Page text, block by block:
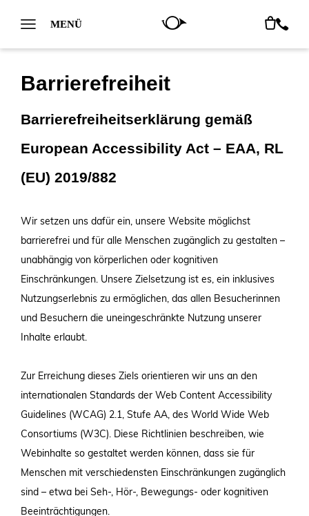
MENÜ
Barrierefreiheit
Barrierefreiheitserklärung gemäß
European Accessibility Act – EAA, RL
(EU) 2019/882
Wir setzen uns dafür ein, unsere Website möglichst
barrierefrei und für alle Menschen zugänglich zu gestalten –
unabhängig von körperlichen oder kognitiven
Einschränkungen. Unsere Zielsetzung ist es, ein inklusives
Nutzungserlebnis zu ermöglichen, das allen Besucherinnen
und Besuchern die uneingeschränkte Nutzung unserer
Inhalte erlaubt.
Zur Erreichung dieses Ziels orientieren wir uns an den
internationalen Standards der Web Content Accessibility
Guidelines (WCAG) 2.1, Stufe AA, des World Wide Web
Consortiums (W3C). Diese Richtlinien beschreiben, wie
Webinhalte so gestaltet werden können, dass sie für
Menschen mit verschiedensten Einschränkungen zugänglich
sind – etwa bei Seh-, Hör-, Bewegungs- oder kognitiven
Beeinträchtigungen.